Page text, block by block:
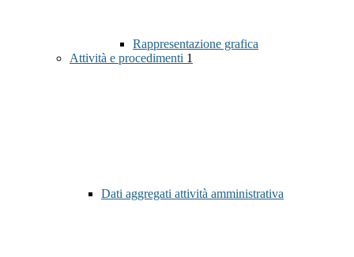
Rappresentazione grafica
Attività e procedimenti 1
Dati aggregati attività amministrativa